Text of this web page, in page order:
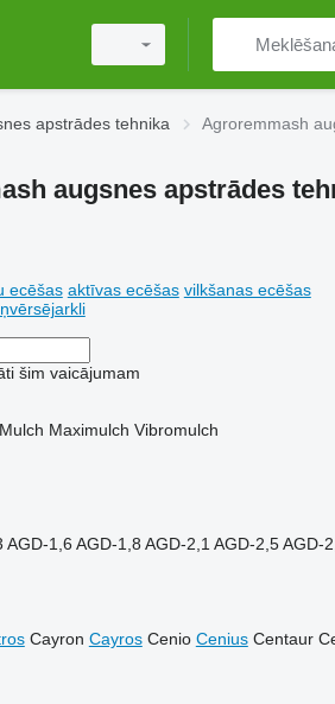
apstrādes tehnika Agroremmash
augsnes apstrādes
ecēšas aktīvas ecēšas vilkšanas ecēšas
šim vaicājumam
Maximulch Vibromulch
AGD-1,6 AGD-1,8 AGD-2,1 AGD-2,5 AGD-
Cayron Cayros Cenio Cenius Centaur